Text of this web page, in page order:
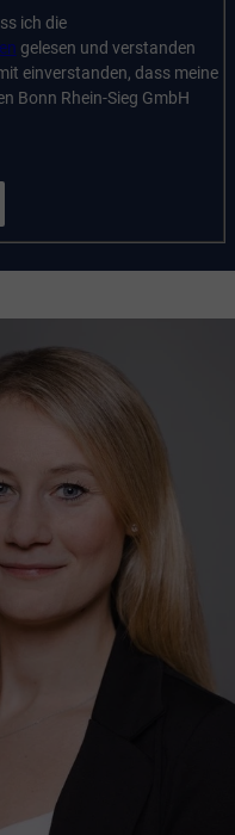
ich die
gelesen und verstanden
einverstanden, dass meine
Bonn Rhein-Sieg GmbH